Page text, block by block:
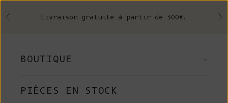
Précédent Livraison gratuite à partir de 300€.
BOUTIQUE
PIÈCES EN STOCK